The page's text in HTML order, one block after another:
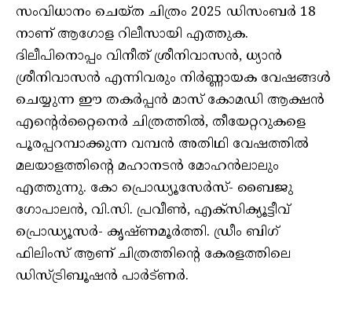
സംവിധാനം ചെയ്ത ചിത്രം 2025 ഡിസംബർ 18
നാണ് ആഗോള റിലീസായി എത്തുക.
ദിലീപിനൊപ്പം വിനീത് ശ്രീനിവാസൻ, ധ്യാൻ
ശ്രീനിവാസൻ എന്നിവരും നിർണ്ണായക വേഷങ്ങൾ
ചെയ്യുന്ന ഈ തകർപ്പൻ മാസ് കോമഡി ആക്ഷൻ
എന്റെർറ്റൈനെർ ചിത്രത്തിൽ, തീയേറ്ററുകളെ
പൂരപ്പറമ്പാക്കുന്ന വമ്പൻ അതിഥി വേഷത്തിൽ
മലയാളത്തിൻ്റെ മഹാനടൻ മോഹൻലാലും
എത്തുന്നു. കോ പ്രൊഡ്യൂസേർസ്- ബൈജു
ഗോപാലൻ, വി.സി. പ്രവീൺ, എക്സിക്യൂട്ടീവ്
പ്രൊഡ്യൂസർ- കൃഷ്ണമൂർത്തി. ഡ്രീം ബിഗ്
ഫിലിംസ് ആണ് ചിത്രത്തിന്റെ കേരളത്തിലെ
ഡിസ്ട്രിബൂഷൻ പാർട്ണർ.